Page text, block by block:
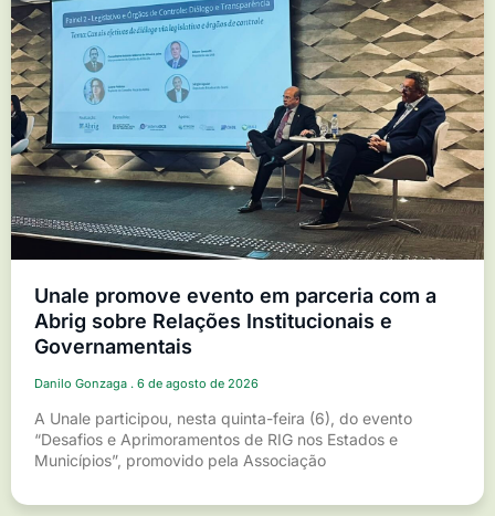
Unale promove evento em parceria com a
Abrig sobre Relações Institucionais e
Governamentais
Danilo Gonzaga 6 de agosto de 2026
A Unale participou, nesta quinta-feira (6), do evento
“Desafios e Aprimoramentos de RIG nos Estados e
Municípios”, promovido pela Associação